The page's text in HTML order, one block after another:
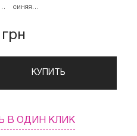
синяя
КУПИТЬ
В ОДИН КЛИК